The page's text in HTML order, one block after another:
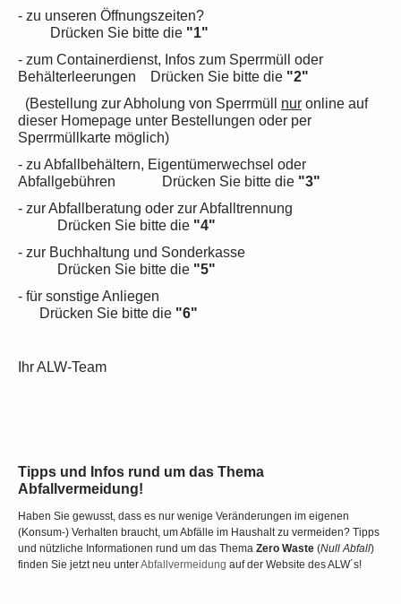
- zu unseren Öffnungszeiten?
Drücken Sie bitte die "1"
- zum Containerdienst, Infos zum Sperrmüll oder
Behälterleerungen Drücken Sie bitte die "2"
(Bestellung zur Abholung von Sperrmüll nur online auf
dieser Homepage unter Bestellungen oder per
Sperrmüllkarte möglich)
- zu Abfallbehältern, Eigentümerwechsel oder
Abfallgebühren Drücken Sie bitte die "3"
- zur Abfallberatung oder zur Abfalltrennung
Drücken Sie bitte die "4"
- zur Buchhaltung und Sonderkasse
Drücken Sie bitte die "5"
- für sonstige Anliegen
Drücken Sie bitte die "6"
Ihr ALW-Team
Tipps und Infos rund um das Thema
Abfallvermeidung!
Haben Sie gewusst, dass es nur wenige Veränderungen im eigenen
(Konsum-) Verhalten braucht, um Abfälle im Haushalt zu vermeiden? Tipps
und nützliche Informationen rund um das Thema Zero Waste (Null Abfall)
finden Sie jetzt neu unterAbfallvermeidung auf der Website des ALW´s!